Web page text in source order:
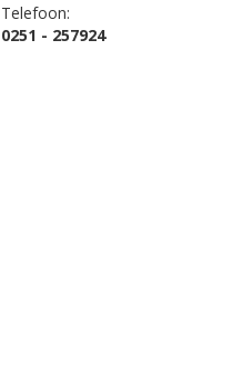
Telefoon:
0251 - 257924